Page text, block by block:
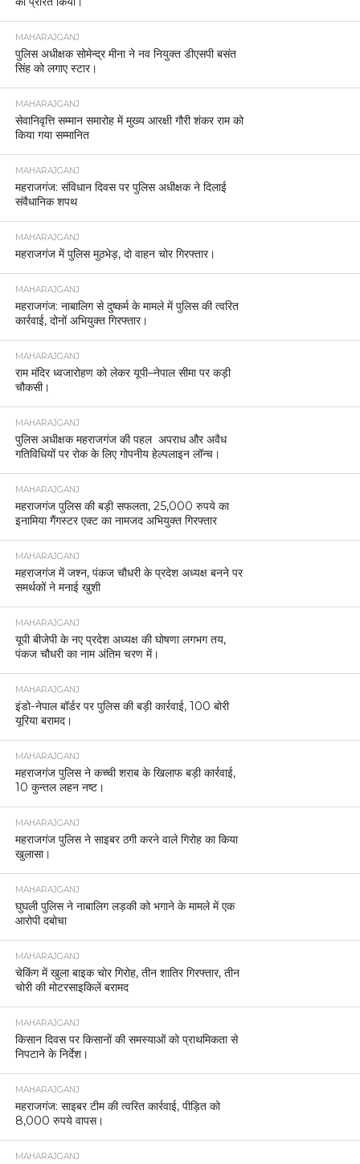
MAHARAJGANJ
पुलिस अधीक्षक सोमेन्द्र मीना ने नव नियुक्त डीएसपी बसंत
सिंह को लगाए स्टार।
MAHARAJGANJ
सेवानिवृत्ति सम्मान समारोह में मुख्य आरक्षी गौरी शंकर राम को
किया गया सम्मानित
MAHARAJGANJ
महराजगंज: संविधान दिवस पर पुलिस अधीक्षक ने दिलाई
संवैधानिक शपथ
MAHARAJGANJ
महराजगंज में पुलिस मुठभेड़, दो वाहन चोर गिरफ्तार।
MAHARAJGANJ
महराजगंज: नाबालिग से दुष्कर्म के मामले में पुलिस की त्वरित
कार्रवाई, दोनों अभियुक्त गिरफ्तार।
MAHARAJGANJ
राम मंदिर ध्वजारोहण को लेकर यूपी–नेपाल सीमा पर कड़ी
चौकसी।
MAHARAJGANJ
पुलिस अधीक्षक महराजगंज की पहल अपराध और अवैध
गतिविधियों पर रोक के लिए गोपनीय हेल्पलाइन लॉन्च।
MAHARAJGANJ
महराजगंज पुलिस की बड़ी सफलता, 25,000 रुपये का
इनामिया गैंगस्टर एक्ट का नामजद अभियुक्त गिरफ्तार
MAHARAJGANJ
महराजगंज में जश्न, पंकज चौधरी के प्रदेश अध्यक्ष बनने पर
समर्थकों ने मनाई खुशी
MAHARAJGANJ
यूपी बीजेपी के नए प्रदेश अध्यक्ष की घोषणा लगभग तय,
पंकज चौधरी का नाम अंतिम चरण में।
MAHARAJGANJ
इंडो-नेपाल बॉर्डर पर पुलिस की बड़ी कार्रवाई, 100 बोरी
यूरिया बरामद।
MAHARAJGANJ
महराजगंज पुलिस ने कच्ची शराब के खिलाफ बड़ी कार्रवाई,
10 कुन्तल लहन नष्ट।
MAHARAJGANJ
महराजगंज पुलिस ने साइबर ठगी करने वाले गिरोह का किया
खुलासा।
MAHARAJGANJ
घुघली पुलिस ने नाबालिग लड़की को भगाने के मामले में एक
आरोपी दबोचा
MAHARAJGANJ
चेकिंग में खुला बाइक चोर गिरोह, तीन शातिर गिरफ्तार, तीन
चोरी की मोटरसाइकिलें बरामद
MAHARAJGANJ
किसान दिवस पर किसानों की समस्याओं को प्राथमिकता से
निपटाने के निर्देश।
MAHARAJGANJ
महराजगंज: साइबर टीम की त्वरित कार्रवाई, पीड़ित को
8,000 रुपये वापस।
MAHARAJGANJ